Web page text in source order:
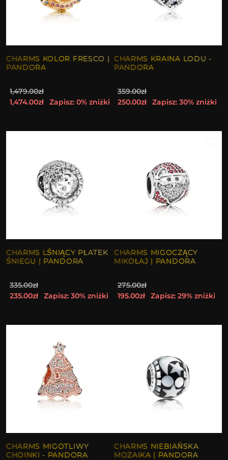
CHARMS KOLOR FRESCO |
PANDORA
1,479.00zł
1,474.00zł
Zapisz: 0% zniżki
CHARMS KRAINA LODU -
PANDORA
359.00zł
250.00zł
Zapisz: 30% zniżki
CHARMS LŚNIĄCY PŁATEK
ŚNIEGU | PANDORA
335.00zł
235.00zł
Zapisz: 30% zniżki
CHARMS MIGOCZĄCY
MIKOŁAJ | PANDORA
275.00zł
195.00zł
Zapisz: 29% zniżki
CHARMS MIGOTLIWY
CHOINKI - PANDORA
CHARMS NIEBIAŃSKA
MOZAIKA | PANDORA